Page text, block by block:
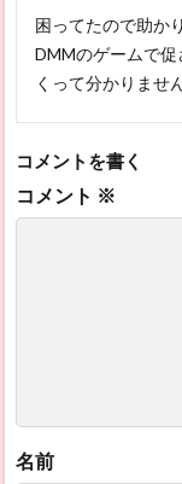
困ってたので助か
DMMのゲームで
くって分かりませ
コメントを書く
コメント ※
名前